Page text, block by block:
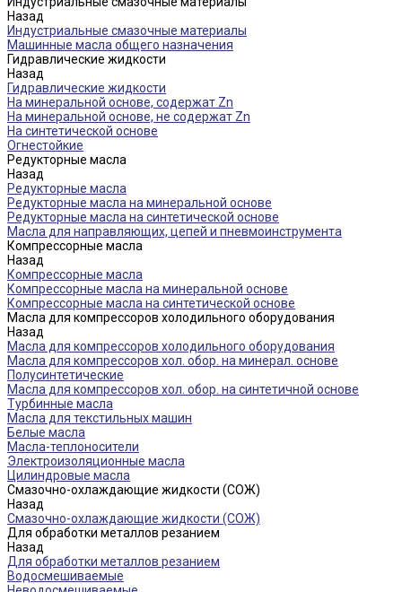
Назад
Индустриальные смазочные материалы
Машинные масла общего назначения
Гидравлические жидкости
Назад
Гидравлические жидкости
На минеральной основе, содержат Zn
На минеральной основе, не содержат Zn
На синтетической основе
Огнестойкие
Редукторные масла
Назад
Редукторные масла
Редукторные масла на минеральной основе
Редукторные масла на синтетической основе
Масла для направляющих, цепей и пневмоинструмента
Компрессорные масла
Назад
Компрессорные масла
Компрессорные масла на минеральной основе
Компрессорные масла на синтетической основе
Масла для компрессоров холодильного оборудования
Назад
Масла для компрессоров холодильного оборудования
Масла для компрессоров хол. обор. на минерал. основе
Полусинтетические
Масла для компрессоров хол. обор. на синтетичной основе
Турбинные масла
Масла для текстильных машин
Белые масла
Масла-теплоносители
Электроизоляционные масла
Цилиндровые масла
Смазочно-охлаждающие жидкости (СОЖ)
Назад
Смазочно-охлаждающие жидкости (СОЖ)
Для обработки металлов резанием
Назад
Для обработки металлов резанием
Водосмешиваемые